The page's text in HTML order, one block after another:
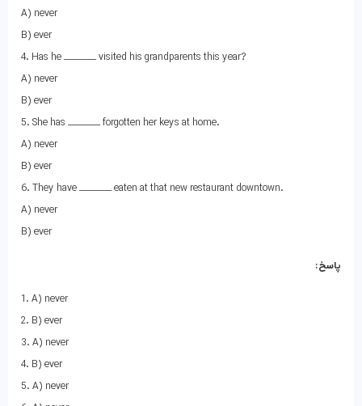
A) never
B) ever
4. Has he ________ visited his grandparents this year?
A) never
B) ever
5. She has ________ forgotten her keys at home.
A) never
B) ever
6. They have ________ eaten at that new restaurant downtown.
A) never
B) ever
پاسخ:
1. A) never
2. B) ever
3. A) never
4. B) ever
5. A) never